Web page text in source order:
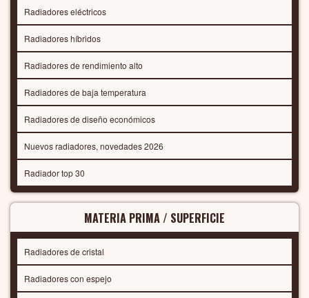
Radiadores eléctricos
Radiadores híbridos
Radiadores de rendimiento alto
Radiadores de baja temperatura
Radiadores de diseño económicos
Nuevos radiadores, novedades 2026
Radiador top 30
MATERIA PRIMA / SUPERFICIE
Radiadores de cristal
Radiadores con espejo